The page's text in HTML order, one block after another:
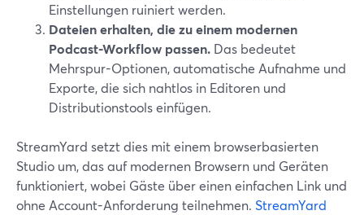
Einstellungen ruiniert werden.
Dateien erhalten, die zu einem modernen
Podcast-Workflow passen. Das bedeutet
Mehrspur-Optionen, automatische Aufnahme und
Exporte, die sich nahtlos in Editoren und
Distributionstools einfügen.
StreamYard setzt dies mit einem browserbasierten
Studio um, das auf modernen Browsern und Geräten
funktioniert, wobei Gäste über einen einfachen Link und
ohne Account-Anforderung teilnehmen. StreamYard